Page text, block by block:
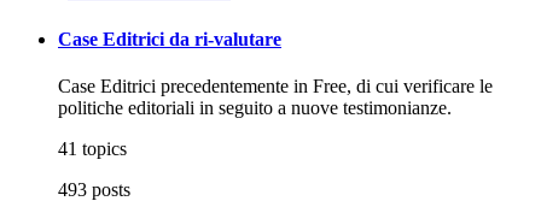
Case Editrici da ri-valutare
Case Editrici precedentemente in Free, di cui verificare le
politiche editoriali in seguito a nuove testimonianze.
41 topics
493 posts